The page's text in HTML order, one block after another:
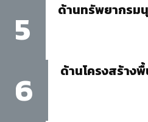
5 ด้านทรัพยากรม
6 ด้านโครงสร้าง